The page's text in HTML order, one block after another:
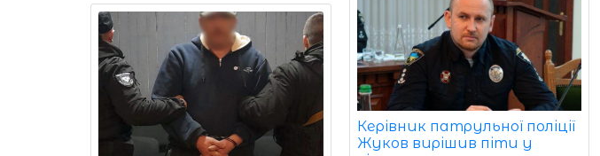
Керівник патрульної поліції
Жуков вирішив піти у